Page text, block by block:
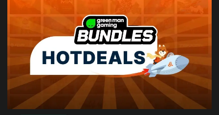
ANMELDEN ODER REGISTRIEREN